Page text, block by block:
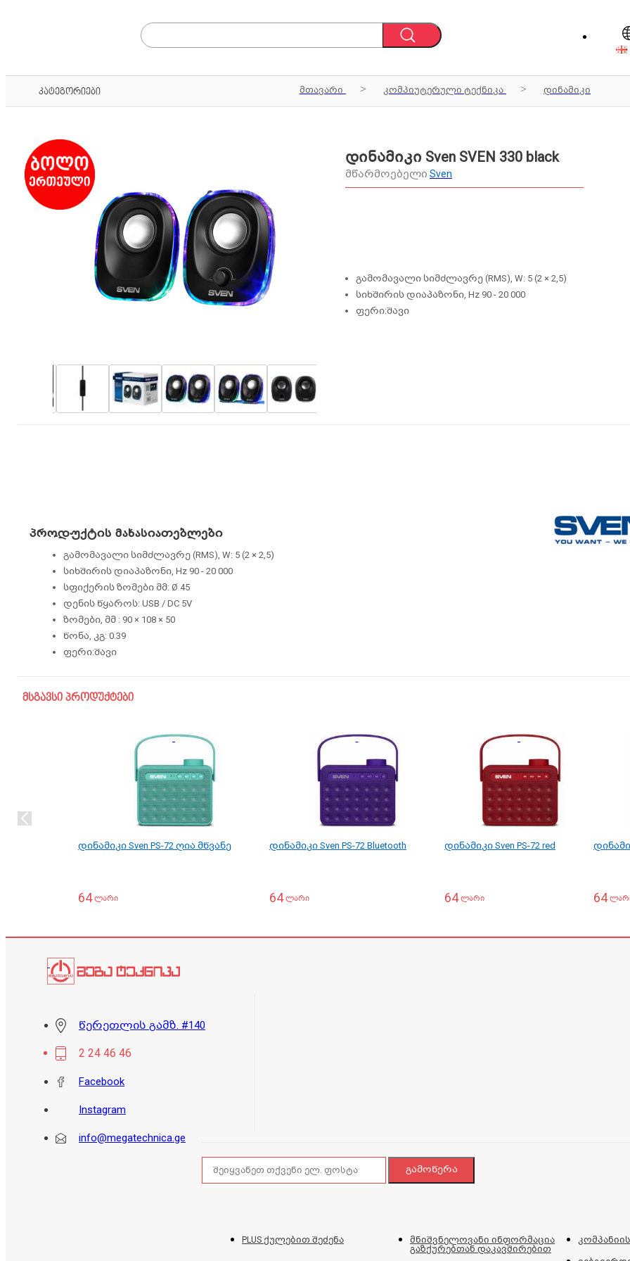
კატეგორიები მთავარი კომპიუტერული ტექნიკა დინამიკი
დინამიკი Sven SVEN 330 black
მწარმოებელი Sven
გამომავალი სიმძლავრე (RMS), W: 5 (2 × 2,5)
სიხშირის დიაპაზონი, Hz 90 - 20 000
ფერი:შავი
პროდუქტის მახასიათებლები
გამომავალი სიმძლავრე (RMS), W: 5 (2 × 2,5)
სიხშირის დიაპაზონი, Hz 90 - 20 000
სფიქერის ზომები მმ: Ø 45
დენის წყაროს: USB / DC 5V
ზომები, მმ : 90 × 108 × 50
წონა, კგ: 0.39
ფერი:შავი
მსგავსი პროდუქტები
დინამიკი Sven PS-72 ღია მწვანე
64 ლარი
დინამიკი Sven PS-72 Bluetooth
64 ლარი
დინამიკი Sven PS-72 red
64 ლარი 64
წერეთლის გამზ. #140
2 24 46 46
Facebook
Instagram
info@megatechnica.ge
PLUS ქულებით შეძენა მნიშვნელოვანი ინფორმაცია
გაზქურებთან დაკავშირებით